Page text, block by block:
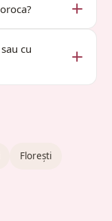
cu
Florești